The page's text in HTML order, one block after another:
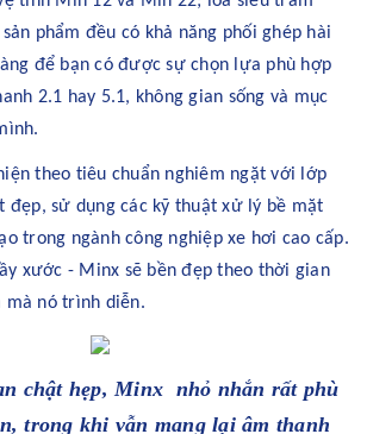
sản phẩm đều có khả năng phối ghép hài
để bạn có được sự chọn lựa phù hợp
2.1 hay 5.1, không gian sống và mục
theo tiêu chuẩn nghiêm ngặt với lớp
đẹp, sử dụng các kỹ thuật xử lý bề mặt
trong ngành công nghiệp xe hơi cao cấp.
xước - Minx sẽ bền đẹp theo thời gian
mà nó trình diễn.
chật hẹp, Minx nhỏ nhắn rất phù
, trong khi vẫn mang lại âm thanh